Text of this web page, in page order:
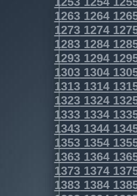
12631264
12731274
12831284
12931294
13031304
13131314
13231324
13331334
13431344
13531354
13631364
13731374
13831384